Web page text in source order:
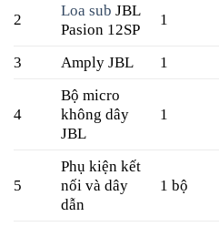
2
Loa sub JBL
Pasion 12SP
1
3 Amply JBL 1
4
Bộ micro
không dây
JBL
1
5
Phụ kiện kết
nối và dây
dẫn
1 bộ